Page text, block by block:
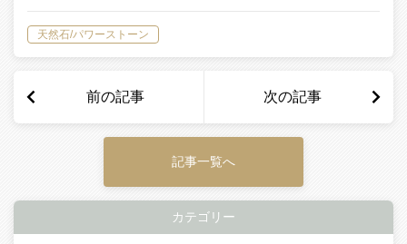
天然石/パワーストーン
前の記事 次の記事
記事一覧へ
カテゴリー